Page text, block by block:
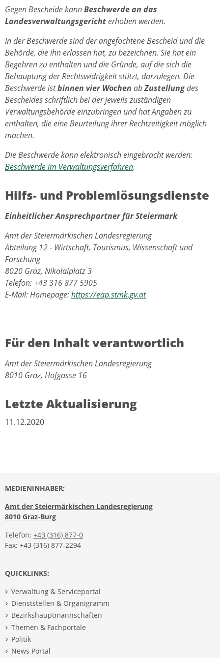
Gegen Bescheide kannBeschwerde an das
Landesverwaltungsgerichterhoben werden.
In der Beschwerde sind der angefochtene Bescheid und die
Behörde, die ihn erlassen hat, zu bezeichnen. Sie hat ein
Begehren zu enthalten und die Gründe, auf die sich die
Behauptung der Rechtswidrigkeit stützt, darzulegen. Die
Beschwerde istbinnen vier Wochen abZustellungdes
Bescheides schriftlich bei der jeweils zuständigen
Verwaltungsbehörde einzubringen und hat Angaben zu
enthalten, die eine Beurteilung ihrer Rechtzeitigkeit möglich
machen.
Die Beschwerde kann elektronisch eingebracht werden:
Beschwerde im Verwaltungsverfahren.
Hilfs- und Problemlösungsdienste
Einheitlicher Ansprechpartner für Steiermark
Amt der Steiermärkischen Landesregierung
Abteilung 12 - Wirtschaft, Tourismus, Wissenschaft und
Forschung
8020 Graz, Nikolaiplatz 3
Telefon: +43 316 877 5905
E-Mail: Homepage:https://eap.stmk.gv.at
Für den Inhalt verantwortlich
Amt der Steiermärkischen Landesregierung
8010 Graz, Hofgasse 16
Letzte Aktualisierung
11.12.2020
MEDIENINHABER:
Amt der Steiermärkischen Landesregierung
8010 Graz-Burg
Telefon: +43 (316) 877-0
Fax: +43 (316) 877-2294
QUICKLINKS:
Verwaltung & Serviceportal
Dienststellen & Organigramm
Bezirkshauptmannschaften
Themen & Fachportale
Politik
News Portal